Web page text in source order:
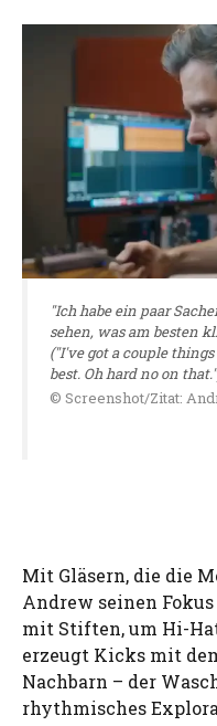
"Ich habe ein paar
sehen, was am besten
("I've got a couple
best. Oh hard no on
© Screenshot/Zitat:
Mit Gläsern, die die
Andrew seinen
mit Stiften, um Hi-
erzeugt Kicks mit
Nachbarn – der
rhythmisches